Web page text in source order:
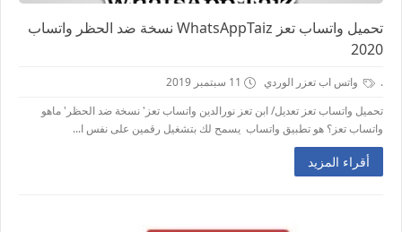
تحميل واتساب تعز WhatsAppTaiz نسخة ضد الحظر واتساب
2020
. واتس اب تعزر الوردي
11 سبتمبر 2019
تحميل واتساب تعز تعديل/ ابن تعز نورالدين واتساب تعز' نسخة ضد الحظر' ماهو
واتساب تعز؟ هو تطبيق واتساب يسمح لك بتشغيل رقمين على نفس ا...
أقراء المزيد